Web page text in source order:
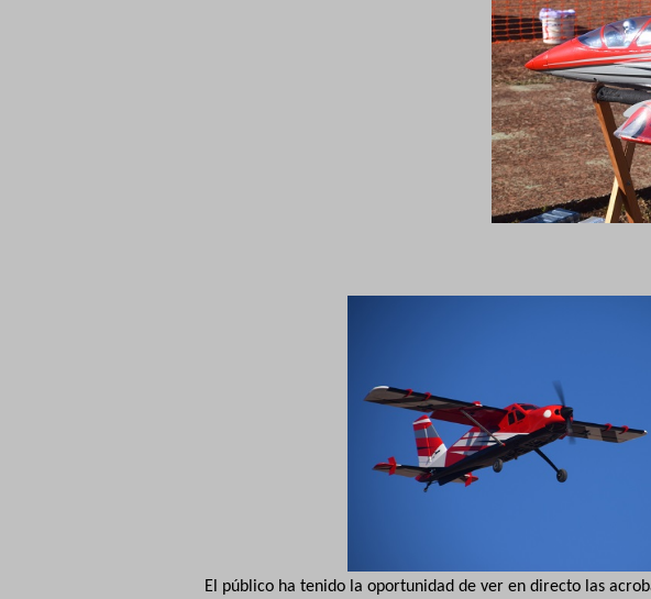
El público ha tenido la oportunidad de ver en directo las